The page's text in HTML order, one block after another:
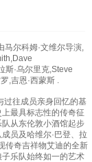
马尔科姆·文维尔导演,
斯·乌尔里克,Steve
,吉恩·西蒙斯 .
过往成员亲身回忆的基
最具标志性的传奇征
从东伦敦小酒馆起步
员及哈维尔·巴登、拉
传奇吉祥物艾迪的全新
乐队始终如一的艺术